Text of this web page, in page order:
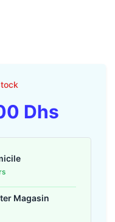
Dhs
Magasin